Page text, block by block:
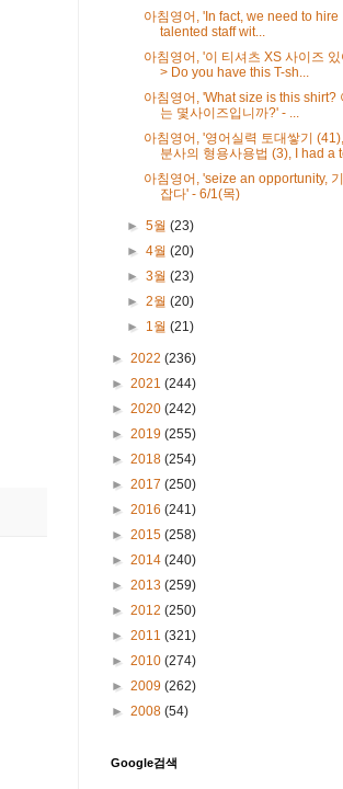
아침영어, 'In fact, we need to hire
talented staff wit...
아침영어, '이 티셔츠 XS 사이즈
> Do you have this T-sh...
아침영어, 'What size is this shirt?
는 몇사이즈입니까?' - ...
아침영어, '영어실력 토대쌓기
분사의 형용사용법 (3), I had a
아침영어, 'seize an opportunity,
잡다' - 6/1(목)
►5월(23)
►4월(20)
►3월(23)
►2월(20)
► 1월(21)
► 2022 (236)
► 2021 (244)
► 2020 (242)
► 2019 (255)
► 2018 (254)
► 2017 (250)
► 2016 (241)
► 2015 (258)
► 2014 (240)
► 2013 (259)
► 2012 (250)
► 2011 (321)
► 2010 (274)
► 2009 (262)
► 2008 (54)
Google검색